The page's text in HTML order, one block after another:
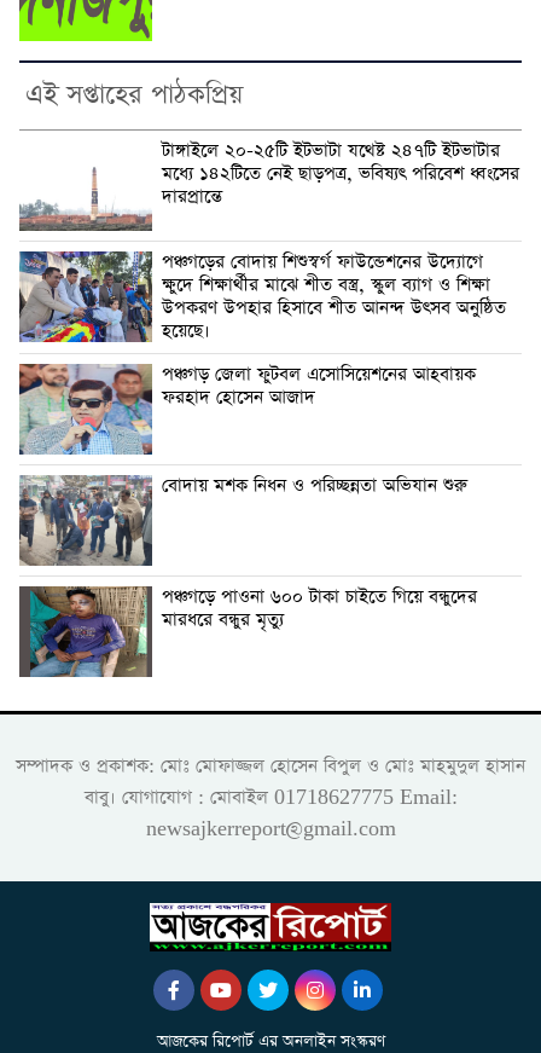
এই সপ্তাহের পাঠকপ্রিয়
টাঙ্গাইলে ২০-২৫টি ইটভাটা যথেষ্ট ২৪৭টি ইটভাটার
মধ্যে ১৪২টিতে নেই ছাড়পত্র, ভবিষ্যৎ পরিবেশ ধ্বংসের
দারপ্রান্তে
পঞ্চগড়ের বোদায় শিশুস্বর্গ ফাউন্ডেশনের উদ্যোগে
ক্ষুদে শিক্ষার্থীর মাঝে শীত বস্ত্র, স্কুল ব্যাগ ও শিক্ষা
উপকরণ উপহার হিসাবে শীত আনন্দ উৎসব অনুষ্ঠিত
হয়েছে।
পঞ্চগড় জেলা ফুটবল এসোসিয়েশনের আহবায়ক
ফরহাদ হোসেন আজাদ
বোদায় মশক নিধন ও পরিচ্ছন্নতা অভিযান শুরু
পঞ্চগড়ে পাওনা ৬০০ টাকা চাইতে গিয়ে বন্ধুদের
মারধরে বন্ধুর মৃত্যু
সম্পাদক ও প্রকাশক: মোঃ মোফাজ্জল হোসেন বিপুল ও মোঃ মাহমুদুল হাসান
বাবু। যোগাযোগ : মোবাইল 01718627775 Email:
newsajkerreport@gmail.com
আজকের রিপোর্ট এর অনলাইন সংস্করণ